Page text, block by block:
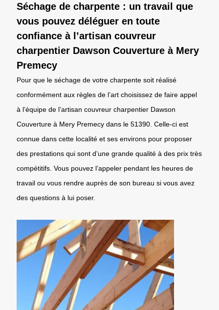
Séchage de charpente : un travail que
vous pouvez déléguer en toute
confiance à l’artisan couvreur
charpentier Dawson Couverture à Mery
Premecy
Pour que le séchage de votre charpente soit réalisé
conformément aux règles de l’art choisissez de faire appel
à l’équipe de l’artisan couvreur charpentier Dawson
Couverture à Mery Premecy dans le 51390. Celle-ci est
connue dans cette localité et ses environs pour proposer
des prestations qui sont d’une grande qualité à des prix très
compétitifs. Vous pouvez l’appeler pendant les heures de
travail ou vous rendre auprès de son bureau si vous avez
des questions à lui poser.